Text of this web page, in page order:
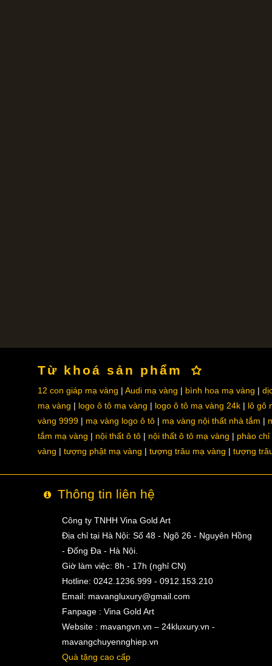
Từ khoá sản phẩm
12 con giáp mạ vàng Audi mạ vàng bình hoa mạ vàng
mạ vàng
logo ô tô mạ vàng logo ô tô mạ vàng 24k
lô gô
vàng 9999
mạ vàng logo ô tô mạ vàng nội thất nhà tắm
tắm mạ vàng
nội thất ô tô nội thất ô tô mạ vàng
phào chỉ
vàng
tượng phật mạ vàng tượng trâu mạ vàng tượng
Thông tin liên hệ
Công ty TNHH Vina Gold Art
Địa chỉ tại Hà Nội: Số 48 - Ngõ 26 - Nguyên Hồng
- Đống Đa - Hà Nội.
Giờ làm việc: 8h - 17h (nghỉ CN)
Hotline: 0242.1236.999 - 0912.153.210
Email: mavangluxury@gmail.com
Fanpage : Vina Gold Art
Website : mavangvn.vn – 24kluxury.vn -
mavangchuyennghiep.vn
Quà tặng cao cấp